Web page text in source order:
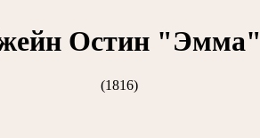
Остин "Эмма"
(1816)